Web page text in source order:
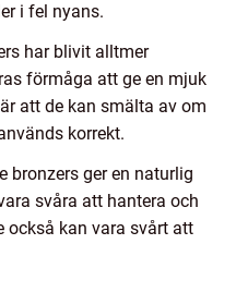
i fel nyans.
har blivit alltmer
förmåga att ge en mjuk
att de kan smälta av om
korrekt.
bronzers ger en naturlig
svåra att hantera och
också kan vara svårt att